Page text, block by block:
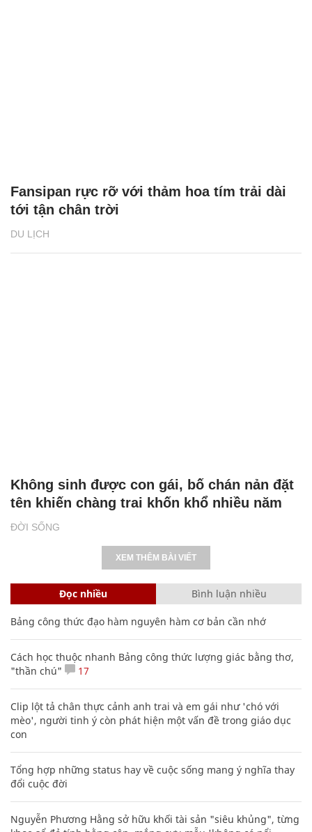
DU LỊCH
Fansipan rực rỡ với thảm hoa tím trải dài
tới tận chân trời
ĐỜI SỐNG
Không sinh được con gái, bố chán nản đặt
tên khiến chàng trai khốn khổ nhiều năm
XEM THÊM BÀI VIẾT
Đọc nhiều Bình luận nhiều
Bảng công thức đạo hàm nguyên hàm cơ bản cần nhớ
Cách học thuộc nhanh Bảng công thức lượng giác bằng thơ,
"thần chú"
17
Clip lột tả chân thực cảnh anh trai và em gái như 'chó với
mèo', người tinh ý còn phát hiện một vấn đề trong giáo dục
con
Tổng hợp những status hay về cuộc sống mang ý nghĩa thay
đổi cuộc đời
Nguyễn Phương Hằng sở hữu khối tài sản "siêu khủng", từng